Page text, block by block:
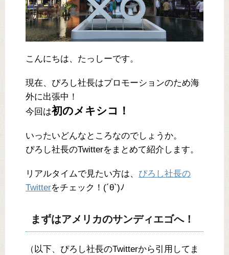
こんにちは、たっしーです。
現在、ぴろし社長はプロモーションのため海
外に出張中！
今回は初のメキシコ！
いったいどんなところなのでしょうか。
ぴろし社長のTwitterをまとめて紹介します。
リアルタイムで見たい方は、 ぴろし社長の
Twitterをチェック！(´θ`)ﾉ
まずはアメリカのサンディエゴへ！
（以下、ぴろし社長のTwitterから引用してま